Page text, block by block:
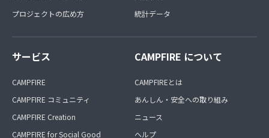
プロジェクトの広め方
統計データ
サービス
CAMPFIRE
CAMPFIRE コミュニティ
CAMPFIRE Creation
CAMPFIRE for Social Good
CAMPFIRE について
CAMPFIREとは
あんしん・安全への取り組み
ニュース
ヘルプ